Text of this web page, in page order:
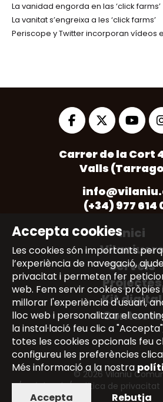
La vanidad engorda en las ‘click farms’
La vanitat s’engreixa a les ‘click farms’
Periscope y Twitter incorporan vídeos
Accepta cookies
Les cookies són importants
l’experiència de navegació,
privacitat i permeten fer
web. Fem servir cookies
millorar l'experiència d'usuari,
lloc web i personalitzar el
la instal·lació feu clic a
totes les cookies opcionals feu
configureu les preferències
Més informació a la nostra
Accepta Rebutja
in
new
tab
in
a
tab
in
a
new
tab
Carrer de la Cort
Valls
(+34) 977 614
Inici
Serveis
Projectes
Kit digital
Contacte
© 2026 Vilaniu
Avís legal
Política de privacitat